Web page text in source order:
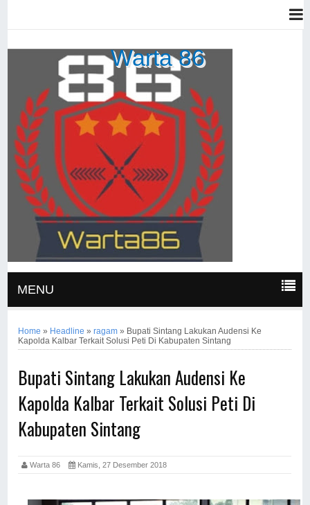
Warta 86
MENU
Home » Headline »ragam » Bupati Sintang Lakukan Audensi Ke
Kapolda Kalbar Terkait Solusi Peti Di Kabupaten Sintang
Bupati Sintang Lakukan Audensi Ke
Kapolda Kalbar Terkait Solusi Peti Di
Kabupaten Sintang
Warta 86 Kamis, 27 Desember 2018